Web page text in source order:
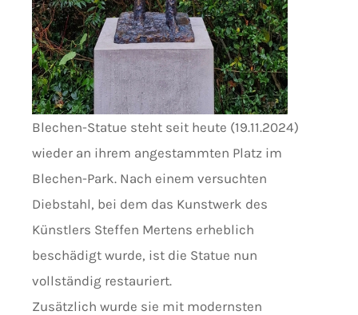
Blechen-Statue steht seit heute (19.11.2024)
wieder an ihrem angestammten Platz im
Blechen-Park. Nach einem versuchten
Diebstahl, bei dem das Kunstwerk des
Künstlers Steffen Mertens erheblich
beschädigt wurde, ist die Statue nun
vollständig restauriert.
Zusätzlich wurde sie mit modernsten